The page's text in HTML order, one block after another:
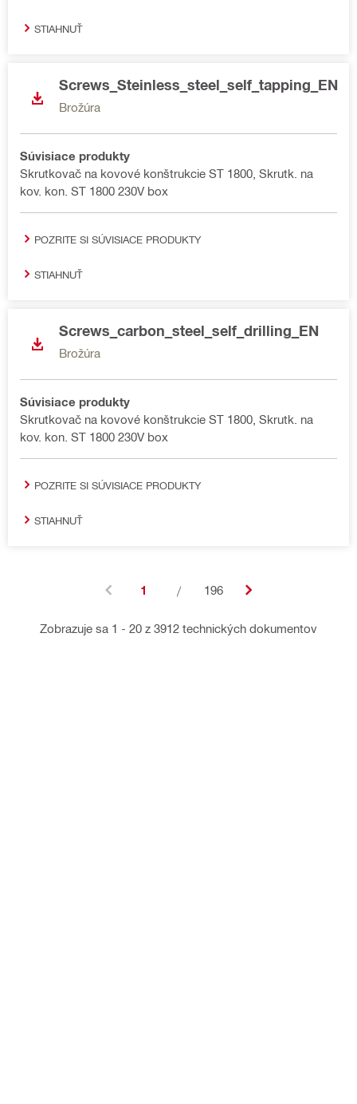
STIAHNUŤ
Screws_Steinless_steel_self_tapping_EN
Brožúra
Súvisiace produkty
Skrutkovač na kovové konštrukcie ST 1800, Skrutk. na
kov. kon. ST 1800 230V box
POZRITE SI SÚVISIACE PRODUKTY
STIAHNUŤ
Screws_carbon_steel_self_drilling_EN
Brožúra
Súvisiace produkty
Skrutkovač na kovové konštrukcie ST 1800, Skrutk. na
kov. kon. ST 1800 230V box
POZRITE SI SÚVISIACE PRODUKTY
STIAHNUŤ
1 / 196
Zobrazuje sa 1 - 20 z 3912 technických dokumentov